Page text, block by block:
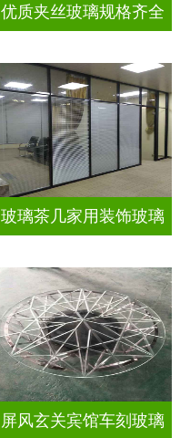
优质夹丝玻璃规格齐全
玻璃茶几家用装饰玻璃
屏风玄关宾馆车刻玻璃